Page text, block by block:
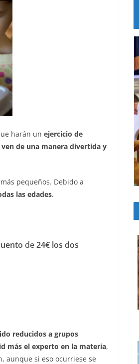
harán un ejercicio de
de una manera divertida y
pequeños. Debido a
las edades.
de24€ los dos
reducidos a grupos
más el experto en la materia,
aunque si eso ocurriese se